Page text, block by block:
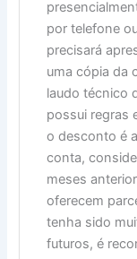
por telefone
precisará
uma cópia da
laudo técnico
possui regras
o desconto é
conta,
meses
oferecem
tenha sido
futuros, é